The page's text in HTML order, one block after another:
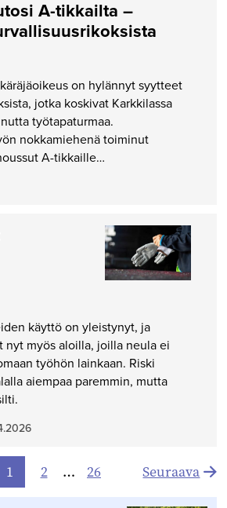
A-tikkailta –
on hylännyt syytteet
jotka koskivat Karkkilassa
työtapaturmaa.
nokkamiehenä toiminut
A-tikkaille…
käyttö on yleistynyt, ja
nyt myös aloilla, joilla neula ei
työhön lainkaan. Riski
aiempaa paremmin, mutta
1 2 … 26 Seuraava